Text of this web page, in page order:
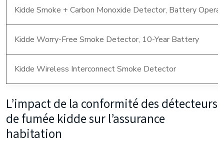
Kidde Smoke + Carbon Monoxide Detector, Battery
Kidde Worry-Free Smoke Detector, 10-Year Battery
Kidde Wireless Interconnect Smoke Detector
L’impact de la conformité des détecteurs
de fumée kidde sur l’assurance
habitation